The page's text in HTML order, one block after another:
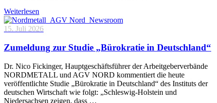
Weiterlesen
15. Juli 2026
Zumeldung zur Studie „Bürokratie in Deutschland“
Dr. Nico Fickinger, Hauptgeschäftsführer der Arbeitgeberverbände
NORDMETALL und AGV NORD kommentiert die heute
veröffentlichte Studie „Bürokratie in Deutschland“ des Instituts der
deutschen Wirtschaft wie folgt: „Schleswig-Holstein und
Niedersachsen zeigen, dass …